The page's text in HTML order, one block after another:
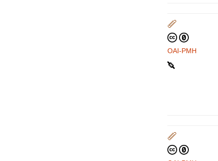
OAI-PMH